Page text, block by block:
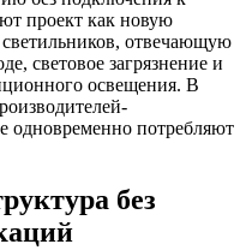
проект как новую
отвечающую
световое загрязнение и
освещения. В
одновременно потребляют
без